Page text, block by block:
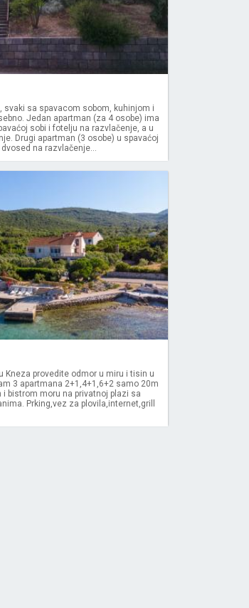
svaki sa spavacom sobom, kuhinjom i
Jedan apartman (za 4 osobe) ima
sobi i fotelju na razvlačenje, a u
Drugi apartman (3 osobe) u spavaćoj
na razvlačenje...
Kneza provedite odmor u miru i tisin u
3 apartmana 2+1,4+1,6+2 samo 20m
bistrom moru na privatnoj plazi sa
Prking,vez za plovila,internet,grill